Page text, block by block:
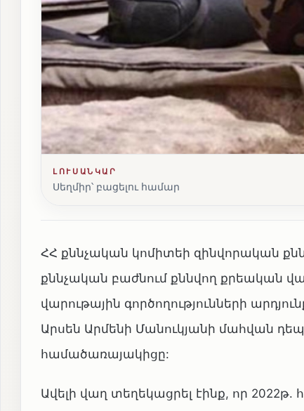
ԼՈՒՍԱՆԿԱՐ
Սեղմիր՝ բացելու համար
ՀՀ քննչական կոմիտեի զինվորական
քննչական բաժնում քննվող քրեական
վարութային գործողությունների
Արսեն Արմենի Մանուկյանի մահվան
համածառայակիցը:
Ավելի վաղ տեղեկացրել էինք, որ 2022թ.